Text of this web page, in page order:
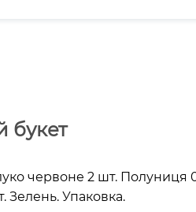
букет
червоне 2 шт. Полуниця
Зелень. Упаковка.